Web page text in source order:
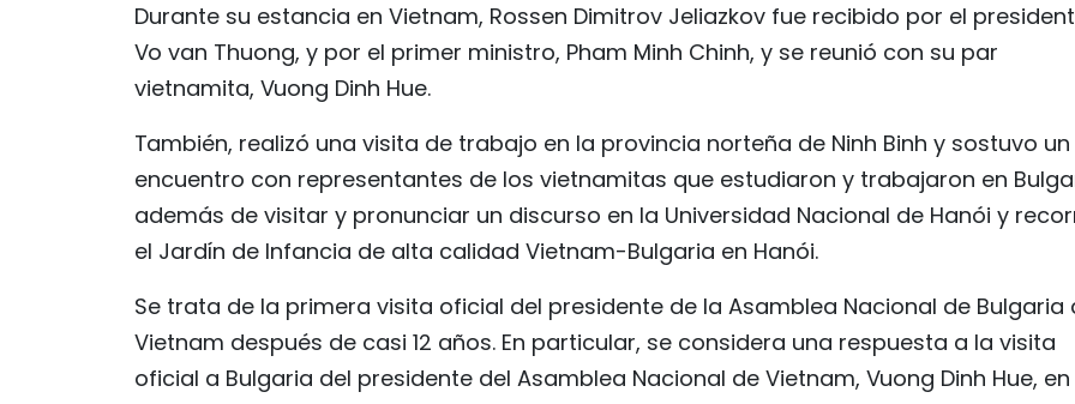
Durante su estancia en Vietnam, Rossen Dimitrov Jeliazkov fue recibido por el
Vo van Thuong, y por el primer ministro, Pham Minh Chinh, y se reunió con su par
vietnamita, Vuong Dinh Hue.
También, realizó una visita de trabajo en la provincia norteña de Ninh Binh y sostuvo un
encuentro con representantes de los vietnamitas que estudiaron y trabajaron en
además de visitar y pronunciar un discurso en la Universidad Nacional de Hanói y
el Jardín de Infancia de alta calidad Vietnam-Bulgaria en Hanói.
Se trata de la primera visita oficial del presidente de la Asamblea Nacional de Bulgaria
Vietnam después de casi 12 años. En particular, se considera una respuesta a la visita
oficial a Bulgaria del presidente del Asamblea Nacional de Vietnam, Vuong Dinh Hue, en